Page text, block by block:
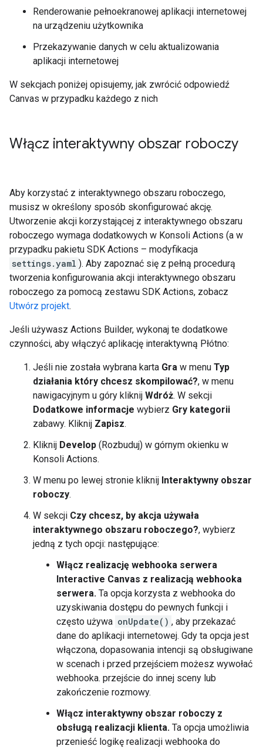
Renderowanie pełnoekranowej aplikacji internetowej
na urządzeniu użytkownika
Przekazywanie danych w celu aktualizowania
aplikacji internetowej
W sekcjach poniżej opisujemy, jak zwrócić odpowiedź
Canvas w przypadku każdego z nich
Włącz interaktywny obszar roboczy
Aby korzystać z interaktywnego obszaru roboczego,
musisz w określony sposób skonfigurować akcję.
Utworzenie akcji korzystającej z interaktywnego obszaru
roboczego wymaga dodatkowych w Konsoli Actions (a w
przypadku pakietu SDK Actions – modyfikacja
settings.yaml ). Aby zapoznać się z pełną procedurą
tworzenia konfigurowania akcji interaktywnego obszaru
roboczego za pomocą zestawu SDK Actions, zobacz
Utwórz projekt.
Jeśli używasz Actions Builder, wykonaj te dodatkowe
czynności, aby włączyć aplikację interaktywną Płótno:
Jeśli nie została wybrana karta Gra w menu Typ
działania który chcesz skompilować?, w menu
nawigacyjnym u góry kliknij Wdróż. W sekcji
Dodatkowe informacje wybierz Gry kategorii
zabawy. Kliknij Zapisz.
Kliknij Develop (Rozbuduj) w górnym okienku w
Konsoli Actions.
W menu po lewej stronie kliknij Interaktywny obszar
roboczy.
W sekcji Czy chcesz, by akcja używała
interaktywnego obszaru roboczego?, wybierz
jedną z tych opcji: następujące:
Włącz realizację webhooka serwera
Interactive Canvas z realizacją webhooka
serwera. Ta opcja korzysta z webhooka do
uzyskiwania dostępu do pewnych funkcji i
często używa onUpdate() , aby przekazać
dane do aplikacji internetowej. Gdy ta opcja jest
włączona, dopasowania intencji są obsługiwane
w scenach i przed przejściem możesz wywołać
webhooka. przejście do innej sceny lub
zakończenie rozmowy.
Włącz interaktywny obszar roboczy z
obsługą realizacji klienta. Ta opcja umożliwia
przenieść logikę realizacji webhooka do